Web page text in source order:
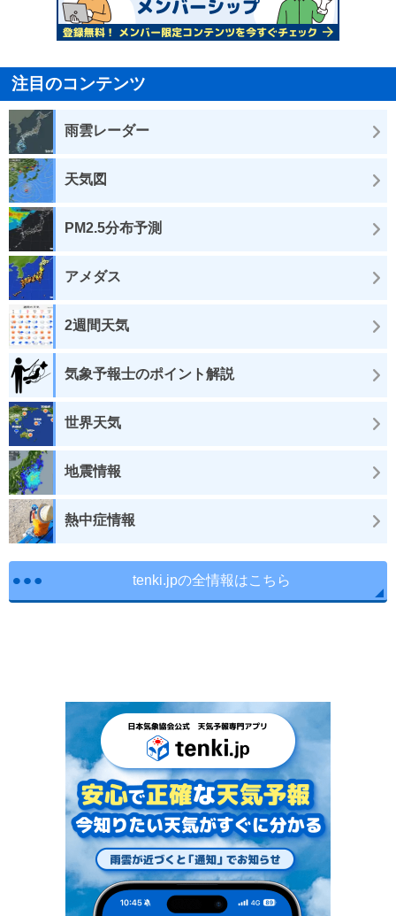
注目のコンテンツ
雨雲レーダー
天気図
PM2.5分布予測
アメダス
2週間天気
気象予報士のポイント解説
世界天気
地震情報
熱中症情報
tenki.jpの全情報はこちら